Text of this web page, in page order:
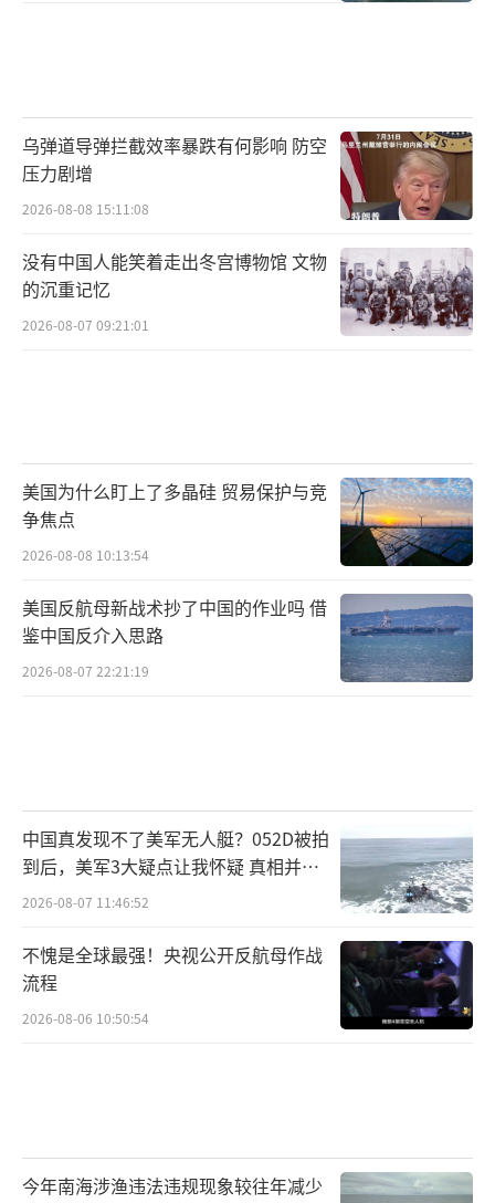
乌弹道导弹拦截效率暴跌有何影响 防空
压力剧增
2026-08-08 15:11:08
没有中国人能笑着走出冬宫博物馆 文物
的沉重记忆
2026-08-07 09:21:01
美国为什么盯上了多晶硅 贸易保护与竞
争焦点
2026-08-08 10:13:54
美国反航母新战术抄了中国的作业吗 借
鉴中国反介入思路
2026-08-07 22:21:19
中国真发现不了美军无人艇？052D被拍
到后，美军3大疑点让我怀疑 真相并非
如此
2026-08-07 11:46:52
不愧是全球最强！央视公开反航母作战
流程
2026-08-06 10:50:54
今年南海涉渔违法违规现象较往年减少